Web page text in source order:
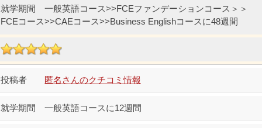
一般英語コース>>FCEファンデーションコース＞＞
FCEコース>>CAEコース>>Business Englishコースに48週間
匿名さんのクチコミ情報
一般英語コースに12週間